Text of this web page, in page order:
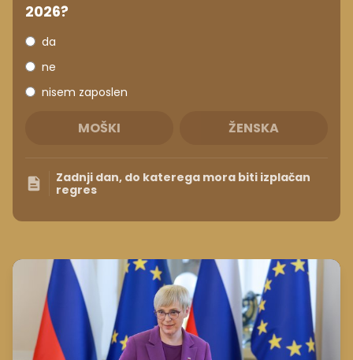
2026?
da
ne
nisem zaposlen
MOŠKI ŽENSKA
Zadnji dan, do katerega mora biti izplačan
regres